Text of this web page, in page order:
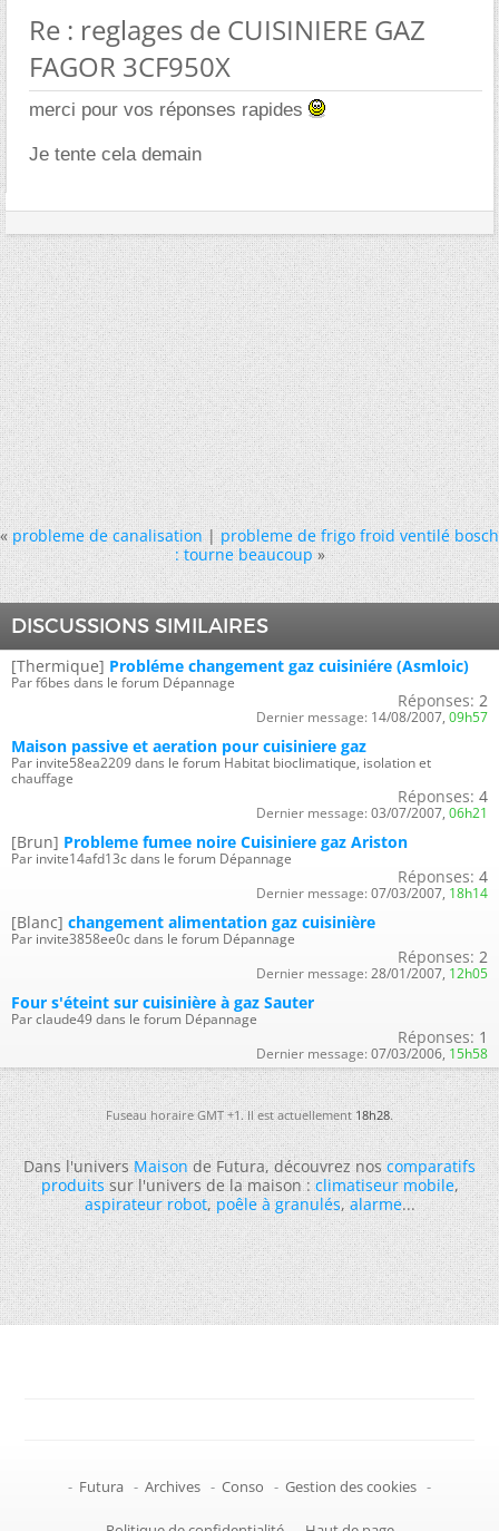
Re : reglages de CUISINIERE GAZ
FAGOR 3CF950X
merci pour vos réponses rapides
Je tente cela demain
« probleme de canalisation|probleme de frigo froid ventilé bosch
: tourne beaucoup »
DISCUSSIONS SIMILAIRES
[Thermique] Probléme changement gaz cuisiniére (Asmloic)
Par f6bes dans le forum Dépannage
Réponses: 2
Dernier message: 14/08/2007, 09h57
Maison passive et aeration pour cuisiniere gaz
Par invite58ea2209 dans le forum Habitat bioclimatique, isolation et
chauffage
Réponses: 4
Dernier message: 03/07/2007, 06h21
[Brun] Probleme fumee noire Cuisiniere gaz Ariston
Par invite14afd13c dans le forum Dépannage
Réponses: 4
Dernier message: 07/03/2007, 18h14
[Blanc] changement alimentation gaz cuisinière
Par invite3858ee0c dans le forum Dépannage
Réponses: 2
Dernier message: 28/01/2007, 12h05
Four s'éteint sur cuisinière à gaz Sauter
Par claude49 dans le forum Dépannage
Réponses: 1
Dernier message: 07/03/2006, 15h58
Fuseau horaire GMT +1. Il est actuellement18h28.
Dans l'universMaisonde Futura, découvrez noscomparatifs
produitssur l'univers de la maison :climatiseur mobile,
aspirateur robot,poêle à granulés,alarme...
- Futura - Archives - Conso - Gestion des cookies -